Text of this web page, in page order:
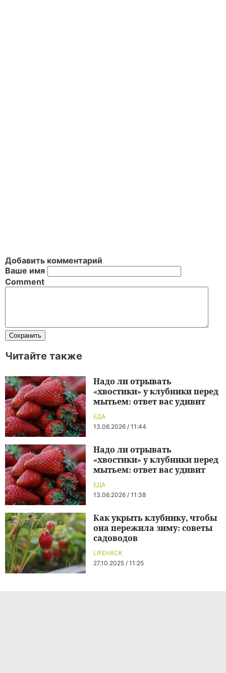
Добавить комментарий
Ваше имя
Comment
Читайте также
ЕДА
13.06.2026 / 11:44
Надо ли отрывать
«хвостики» у клубники перед
мытьем: ответ вас удивит
ЕДА
13.06.2026 / 11:38
Надо ли отрывать
«хвостики» у клубники перед
мытьем: ответ вас удивит
LIFEHACK
27.10.2025 / 11:25
Как укрыть клубнику, чтобы
она пережила зиму: советы
садоводов